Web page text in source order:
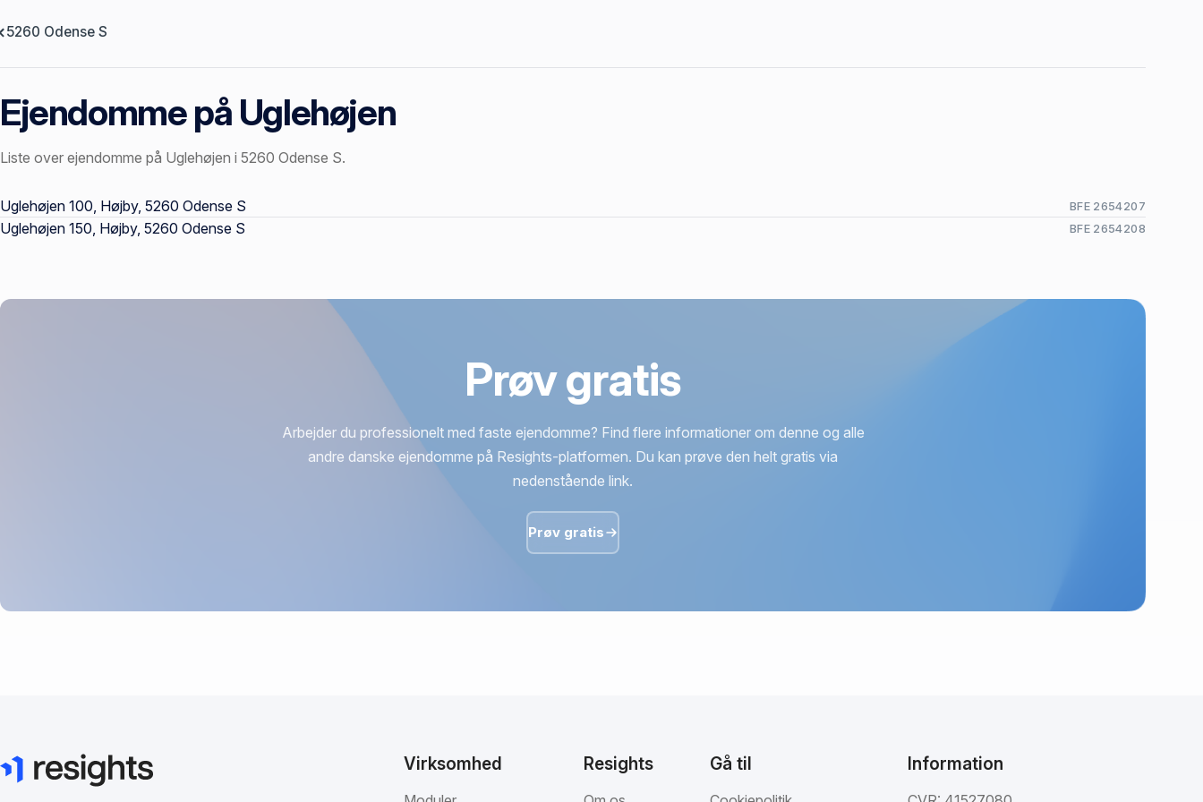
5260 Odense S
Ejendomme på Uglehøjen
Liste over ejendomme på Uglehøjen i 5260 Odense S.
Offentlige ejendomssider
Uglehøjen 100, Højby, 5260 Odense S BFE 2654207
Uglehøjen 150, Højby, 5260 Odense S BFE 2654208
Prøv gratis
Arbejder du professionelt med faste ejendomme? Find flere informationer om denne og alle
andre danske ejendomme på Resights-platformen. Du kan prøve den helt gratis via
nedenstående link.
Prøv gratis
Virksomhed Resights Gå til Information